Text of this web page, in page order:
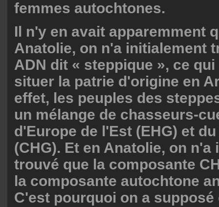
femmes autochtones.
Il n'y en avait apparemment
Anatolie, on n'a initialement
ADN dit « steppique », ce
situer la patrie d'origine en
effet, les peuples des
un mélange de chasseurs-
d'Europe de l'Est (EHG) et
(CHG). Et en Anatolie, on n'a
trouvé que la composante
la composante autochtone
C'est pourquoi on a supposé